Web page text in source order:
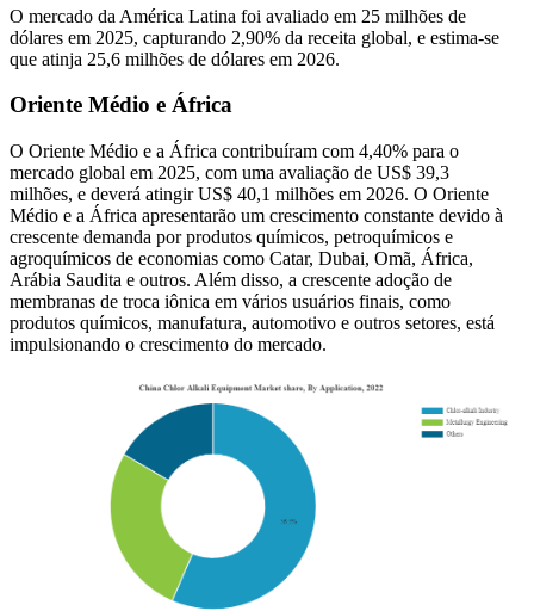
O mercado da América Latina foi avaliado em 25 milhões de
dólares em 2025, capturando 2,90% da receita global, e estima-se
que atinja 25,6 milhões de dólares em 2026.
Oriente Médio e África
O Oriente Médio e a África contribuíram com 4,40% para o
mercado global em 2025, com uma avaliação de US$ 39,3
milhões, e deverá atingir US$ 40,1 milhões em 2026. O Oriente
Médio e a África apresentarão um crescimento constante devido à
crescente demanda por produtos químicos, petroquímicos e
agroquímicos de economias como Catar, Dubai, Omã, África,
Arábia Saudita e outros. Além disso, a crescente adoção de
membranas de troca iônica em vários usuários finais, como
produtos químicos, manufatura, automotivo e outros setores, está
impulsionando o crescimento do mercado.